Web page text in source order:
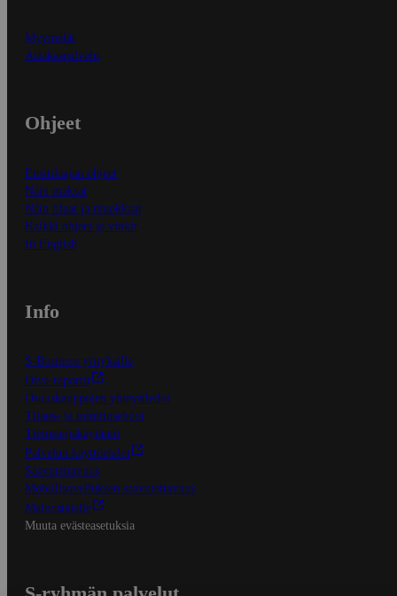
Myymälät
Asiakaspalvelu
Ohjeet
Ensitilaajan ohjeet
Näin maksat
Näin tilaat ja muokkaat
Kaikki ohjeet ja vinkit
In English
Info
S-Business yrityksille
Oiva-raportit
Osuuskauppojen yhteystiedot
Tilaus- ja toimitusehdot
Tietosuojakäytäntö
Palvelun käyttöehdot
Saavutettavuus
Mobiilisovelluksen saavutettavuus
Mainostajalle
Muuta evästeasetuksia